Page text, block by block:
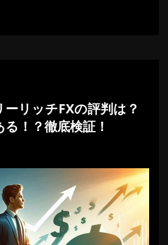
リッチFXの評判は？
！？徹底検証！